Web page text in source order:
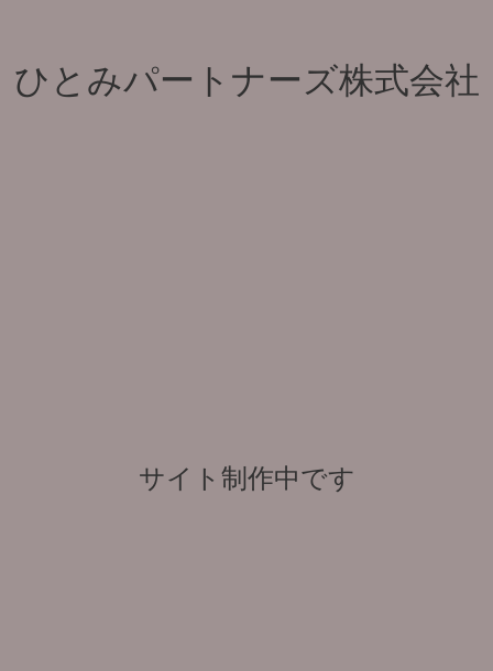
ひとみパートナーズ株式会社
サイト制作中です